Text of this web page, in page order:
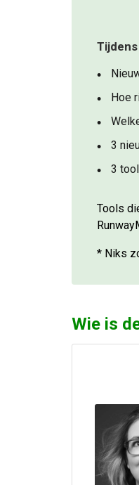
Hoe
3
3
Tools
* Niks
Wie is